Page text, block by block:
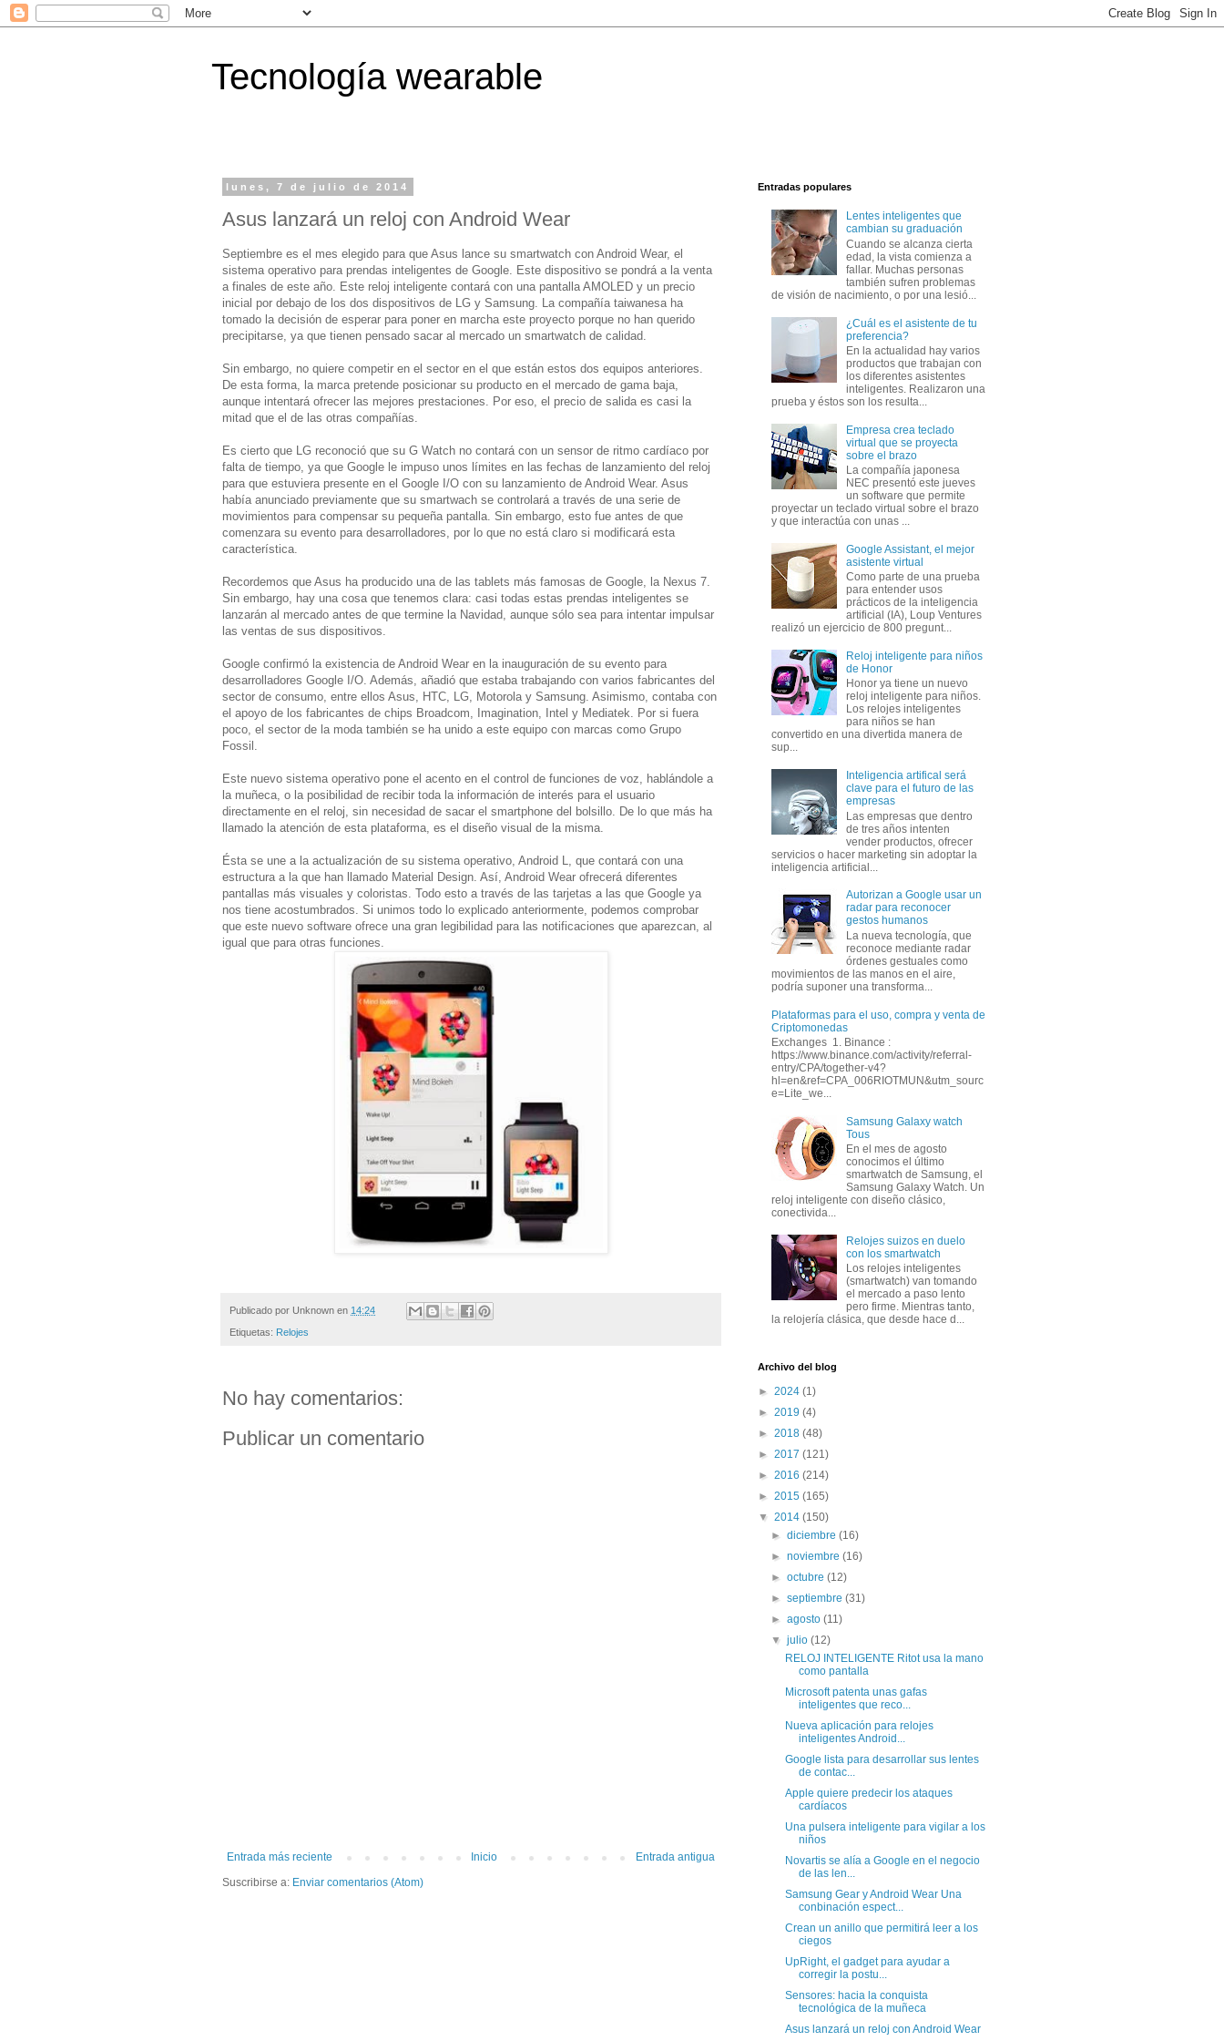
Tecnología wearable
lunes, 7 de julio de 2014
Asus lanzará un reloj con Android Wear
Septiembre es el mes elegido para que Asus lance su smartwatch con Android Wear, el
sistema operativo para prendas inteligentes de Google. Este dispositivo se pondrá a la venta
a finales de este año. Este reloj inteligente contará con una pantalla AMOLED y un precio
inicial por debajo de los dos dispositivos de LG y Samsung. La compañía taiwanesa ha
tomado la decisión de esperar para poner en marcha este proyecto porque no han querido
precipitarse, ya que tienen pensado sacar al mercado un smartwatch de calidad.
Sin embargo, no quiere competir en el sector en el que están estos dos equipos anteriores.
De esta forma, la marca pretende posicionar su producto en el mercado de gama baja,
aunque intentará ofrecer las mejores prestaciones. Por eso, el precio de salida es casi la
mitad que el de las otras compañías.
Es cierto que LG reconoció que su G Watch no contará con un sensor de ritmo cardíaco por
falta de tiempo, ya que Google le impuso unos límites en las fechas de lanzamiento del reloj
para que estuviera presente en el Google I/O con su lanzamiento de Android Wear. Asus
había anunciado previamente que su smartwach se controlará a través de una serie de
movimientos para compensar su pequeña pantalla. Sin embargo, esto fue antes de que
comenzara su evento para desarrolladores, por lo que no está claro si modificará esta
característica.
Recordemos que Asus ha producido una de las tablets más famosas de Google, la Nexus 7.
Sin embargo, hay una cosa que tenemos clara: casi todas estas prendas inteligentes se
lanzarán al mercado antes de que termine la Navidad, aunque sólo sea para intentar impulsar
las ventas de sus dispositivos.
Google confirmó la existencia de Android Wear en la inauguración de su evento para
desarrolladores Google I/O. Además, añadió que estaba trabajando con varios fabricantes del
sector de consumo, entre ellos Asus, HTC, LG, Motorola y Samsung. Asimismo, contaba con
el apoyo de los fabricantes de chips Broadcom, Imagination, Intel y Mediatek. Por si fuera
poco, el sector de la moda también se ha unido a este equipo con marcas como Grupo
Fossil.
Este nuevo sistema operativo pone el acento en el control de funciones de voz, hablándole a
la muñeca, o la posibilidad de recibir toda la información de interés para el usuario
directamente en el reloj, sin necesidad de sacar el smartphone del bolsillo. De lo que más ha
llamado la atención de esta plataforma, es el diseño visual de la misma.
Ésta se une a la actualización de su sistema operativo, Android L, que contará con una
estructura a la que han llamado Material Design. Así, Android Wear ofrecerá diferentes
pantallas más visuales y coloristas. Todo esto a través de las tarjetas a las que Google ya
nos tiene acostumbrados. Si unimos todo lo explicado anteriormente, podemos comprobar
que este nuevo software ofrece una gran legibilidad para las notificaciones que aparezcan, al
igual que para otras funciones.
Publicado por Unknown en 14:24
Etiquetas: Relojes
No hay comentarios:
Publicar un comentario
Entrada más reciente Entrada antigua
Inicio
Suscribirse a: Enviar comentarios (Atom)
Entradas populares
Lentes inteligentes que
cambian su graduación
Cuando se alcanza cierta
edad, la vista comienza a
fallar. Muchas personas
también sufren problemas
de visión de nacimiento, o por una lesió...
¿Cuál es el asistente de tu
preferencia?
En la actualidad hay varios
productos que trabajan con
los diferentes asistentes
inteligentes. Realizaron una
prueba y éstos son los resulta...
Empresa crea teclado
virtual que se proyecta
sobre el brazo
La compañía japonesa
NEC presentó este jueves
un software que permite
proyectar un teclado virtual sobre el brazo
y que interactúa con unas ...
Google Assistant, el mejor
asistente virtual
Como parte de una prueba
para entender usos
prácticos de la inteligencia
artificial (IA), Loup Ventures
realizó un ejercicio de 800 pregunt...
Reloj inteligente para niños
de Honor
Honor ya tiene un nuevo
reloj inteligente para niños.
Los relojes inteligentes
para niños se han
convertido en una divertida manera de
sup...
Inteligencia artifical será
clave para el futuro de las
empresas
Las empresas que dentro
de tres años intenten
vender productos, ofrecer
servicios o hacer marketing sin adoptar la
inteligencia artificial...
Autorizan a Google usar un
radar para reconocer
gestos humanos
La nueva tecnología, que
reconoce mediante radar
órdenes gestuales como
movimientos de las manos en el aire,
podría suponer una transforma...
Plataformas para el uso, compra y venta de
Criptomonedas
Exchanges 1. Binance :
https://www.binance.com/activity/referral-
entry/CPA/together-v4?
hl=en&ref=CPA_006RIOTMUN&utm_sourc
e=Lite_we...
Samsung Galaxy watch
Tous
En el mes de agosto
conocimos el último
smartwatch de Samsung, el
Samsung Galaxy Watch. Un
reloj inteligente con diseño clásico,
conectivida...
Relojes suizos en duelo
con los smartwatch
Los relojes inteligentes
(smartwatch) van tomando
el mercado a paso lento
pero firme. Mientras tanto,
la relojería clásica, que desde hace d...
Archivo del blog
► 2024 (1)
► 2019 (4)
► 2018 (48)
► 2017 (121)
► 2016 (214)
► 2015 (165)
▼ 2014 (150)
►diciembre(16)
►noviembre(16)
►octubre(12)
►septiembre(31)
►agosto(11)
▼julio(12)
RELOJ INTELIGENTE Ritot usa la mano
como pantalla
Microsoft patenta unas gafas
inteligentes que reco...
Nueva aplicación para relojes
inteligentes Android...
Google lista para desarrollar sus lentes
de contac...
Apple quiere predecir los ataques
cardíacos
Una pulsera inteligente para vigilar a los
niños
Novartis se alía a Google en el negocio
de las len...
Samsung Gear y Android Wear Una
conbinación espect...
Crean un anillo que permitirá leer a los
ciegos
UpRight, el gadget para ayudar a
corregir la postu...
Sensores: hacia la conquista
tecnológica de la muñeca
Asus lanzará un reloj con Android Wear